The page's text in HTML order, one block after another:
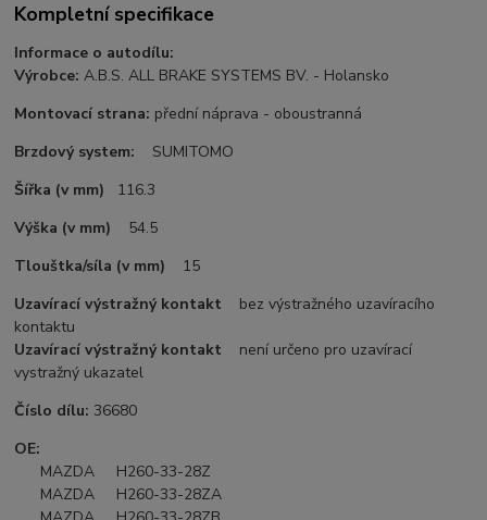
Kompletní specifikace
Informace o autodílu:
Výrobce:A.B.S. ALL BRAKE SYSTEMS BV. - Holansko
Montovací strana: přední náprava - oboustranná
Brzdový system:
SUMITOMO
Šířka (v mm) 116.3
Výška (v mm)
54.5
Tlouštka/síla (v mm)
15
Uzavírací výstražný kontakt bez výstražného uzavíracího
kontaktu
Uzavírací výstražný kontakt není určeno pro uzavírací
vystražný ukazatel
Číslo dílu: 36680
OE:
MAZDA H260-33-28Z
MAZDA H260-33-28ZA